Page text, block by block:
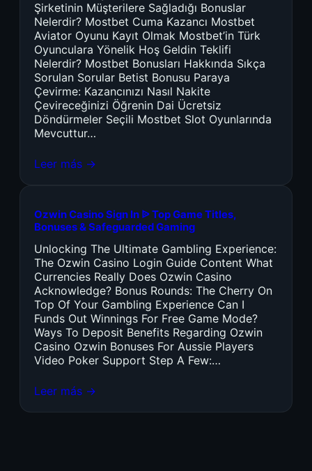
Şirketinin Müşterilere Sağladığı Bonuslar
Nelerdir? Mostbet Cuma Kazancı Mostbet
Aviator Oyunu Kayıt Olmak Mostbet’in Türk
Oyunculara Yönelik Hoş Geldin Teklifi
Nelerdir? Mostbet Bonusları Hakkında Sıkça
Sorulan Sorular Betist Bonusu Paraya
Çevirme: Kazancınızı Nasıl Nakite
Çevireceğinizi Öğrenin Dai Ücretsiz
Döndürmeler Seçili Mostbet Slot Oyunlarında
Mevcuttur…
Leer más →
Ozwin Casino Sign In ᐉ Top Game Titles,
Bonuses & Safeguarded Gaming
Unlocking The Ultimate Gambling Experience:
The Ozwin Casino Login Guide Content What
Currencies Really Does Ozwin Casino
Acknowledge? Bonus Rounds: The Cherry On
Top Of Your Gambling Experience Can I
Funds Out Winnings For Free Game Mode?
Ways To Deposit Benefits Regarding Ozwin
Casino Ozwin Bonuses For Aussie Players
Video Poker Support Step A Few:…
Leer más →